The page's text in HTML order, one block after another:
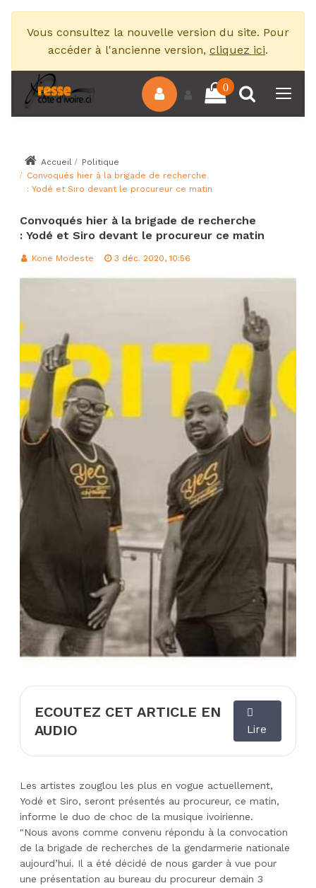
Vous consultez la nouvelle version du site. Pour
accéder à l'ancienne version, cliquez ici.
0
Accueil
Politique
Convoqués hier à la brigade de recherche
: Yodé et Siro devant le procureur ce matin
Convoqués hier à la brigade de recherche
: Yodé et Siro devant le procureur ce matin
Kone Modeste 3 déc. 2020, 10:56
ECOUTEZ CET ARTICLE EN
AUDIO
Lire
Les artistes zouglou les plus en vogue actuellement,
Yodé et Siro, seront présentés au procureur, ce matin,
informe le duo de choc de la musique ivoirienne.
"Nous avons comme convenu répondu à la convocation
de la brigade de recherches de la gendarmerie nationale
aujourd’hui. Il a été décidé de nous garder à vue pour
une présentation au bureau du procureur demain 3